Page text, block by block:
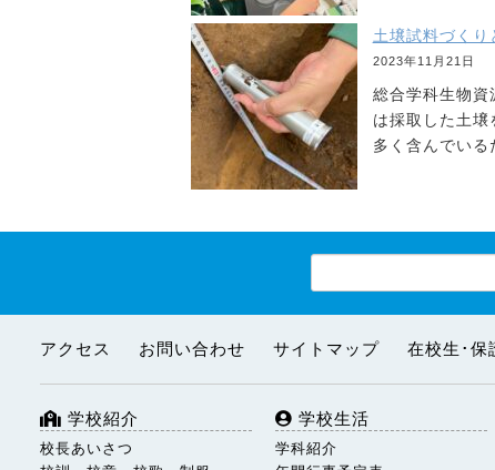
土壌試料づく
2023年11月21日
総合学科生物資
は採取した土
多く含んでい
アクセス お問い合わせ サイトマップ 在校生･保
学校紹介
校長あいさつ
学校生活
学科紹介